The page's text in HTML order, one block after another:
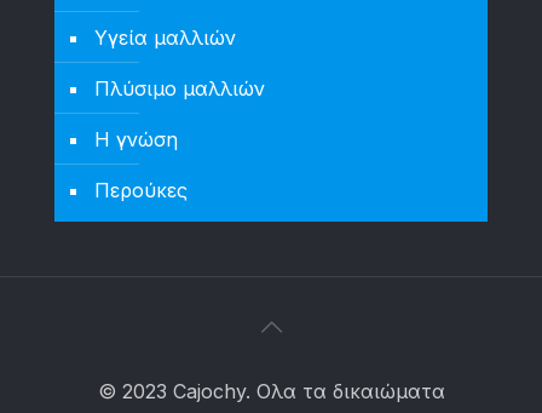
Υγεία μαλλιών
Πλύσιμο μαλλιών
Η γνώση
Περούκες
© 2023 Cajochy. Ολα τα δικαιώματα